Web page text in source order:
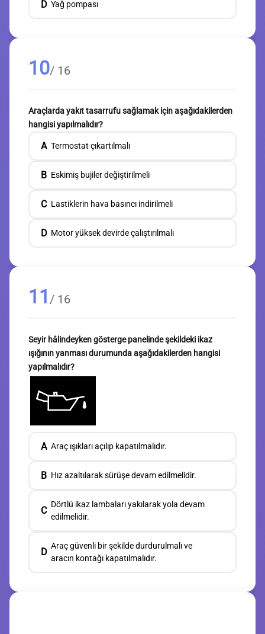
D Yağ pompası
10/ 16
Araçlarda yakıt tasarrufu sağlamak için aşağıdakilerden
hangisi yapılmalıdır?
A Termostat çıkartılmalı
B Eskimiş bujiler değiştirilmeli
C Lastiklerin hava basıncı indirilmeli
D Motor yüksek devirde çalıştırılmalı
11 / 16
Seyir hâlindeyken gösterge panelinde şekildeki ikaz
ışığının yanması durumunda aşağıdakilerden hangisi
yapılmalıdır?
A Araç ışıkları açılıp kapatılmalıdır.
B Hız azaltılarak sürüşe devam edilmelidir.
C
Dörtlü ikaz lambaları yakılarak yola devam
edilmelidir.
D
Araç güvenli bir şekilde durdurulmalı ve
aracın kontağı kapatılmalıdır.